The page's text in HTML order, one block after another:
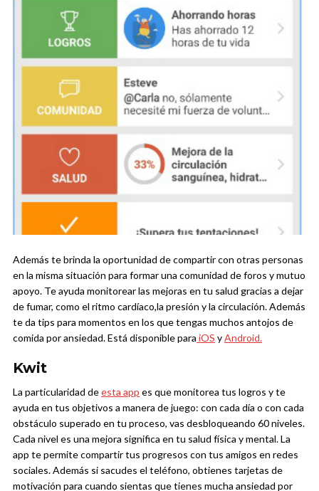
Además te brinda la oportunidad de compartir con otras personas
en la misma situación para formar una comunidad de foros y mutuo
apoyo. Te ayuda monitorear las mejoras en tu salud gracias a dejar
de fumar, como el ritmo cardíaco,la presión y la circulación. Además
te da tips para momentos en los que tengas muchos antojos de
comida por ansiedad. Está disponible para iOS yAndroid.
Kwit
La particularidad deesta app es que monitorea tus logros y te
ayuda en tus objetivos a manera de juego: con cada día o con cada
obstáculo superado en tu proceso, vas desbloqueando 60 niveles.
Cada nivel es una mejora significa en tu salud física y mental. La
app te permite compartir tus progresos con tus amigos en redes
sociales. Además si sacudes el teléfono, obtienes tarjetas de
motivación para cuando sientas que tienes mucha ansiedad por